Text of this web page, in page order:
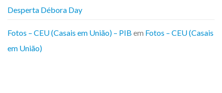
Desperta Débora Day
Fotos – CEU (Casais em União) – PIB em Fotos – CEU (Casais
em União)